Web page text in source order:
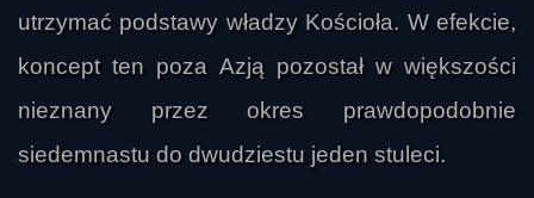
utrzymać podstawy władzy Kościoła. W efekcie,
koncept ten poza Azją pozostał w większości
nieznany przez okres prawdopodobnie
siedemnastu do dwudziestu jeden stuleci.